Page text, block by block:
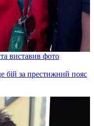
виставив фото
бій за престижний пояс